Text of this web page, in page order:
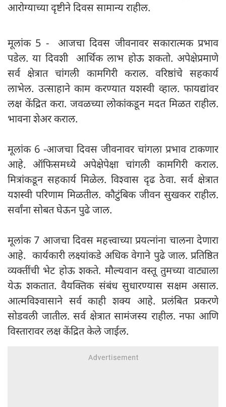
आरोग्याच्या दृष्टीने दिवस सामान्य राहील.
मूलांक 5 - आजचा दिवस जीवनावर सकारात्मक प्रभाव
पडेल. या दिवशी आर्थिक लाभ होऊ शकतो. अपेक्षेप्रमाणे
सर्व क्षेत्रात चांगली कामगिरी कराल. वरिष्ठांचे सहकार्य
लाभेल. उत्साहाने काम करण्यात यशस्वी व्हाल. फायद्यांवर
लक्ष केंद्रित करा. जवळच्या लोकांकडून मदत मिळत राहील.
भावना शेअर कराल.
मूलांक 6 -आजचा दिवस जीवनावर चांगला प्रभाव टाकणार
आहे. ऑफिसमध्ये अपेक्षेपेक्षा चांगली कामगिरी कराल.
मित्रांकडून सहकार्य मिळेल. विश्वास दृढ ठेवा. सर्व क्षेत्रात
यशस्वी परिणाम मिळतील. कौटुंबिक जीवन सुखकर राहील.
सर्वांना सोबत घेऊन पुढे जाल.
मूलांक 7 आजचा दिवस महत्त्वाच्या प्रयत्नांना चालना देणारा
आहे. कार्यकारी लक्ष्‍यांकडे अधिक वेगाने पुढे जाल. प्रतिष्ठित
व्यक्तींची भेट होऊ शकते. मौल्यवान वस्तू तुमच्या वाट्याला
येऊ शकतात. वैयक्तिक संबंध सुधारण्यास सक्षम असाल.
आत्मविश्वासाने सर्व काही शक्य आहे. प्रलंबित प्रकरणे
सोडवली जातील. सर्व क्षेत्रात सामंजस्य राहील. नफा आणि
विस्तारावर लक्ष केंद्रित केले जाईल.